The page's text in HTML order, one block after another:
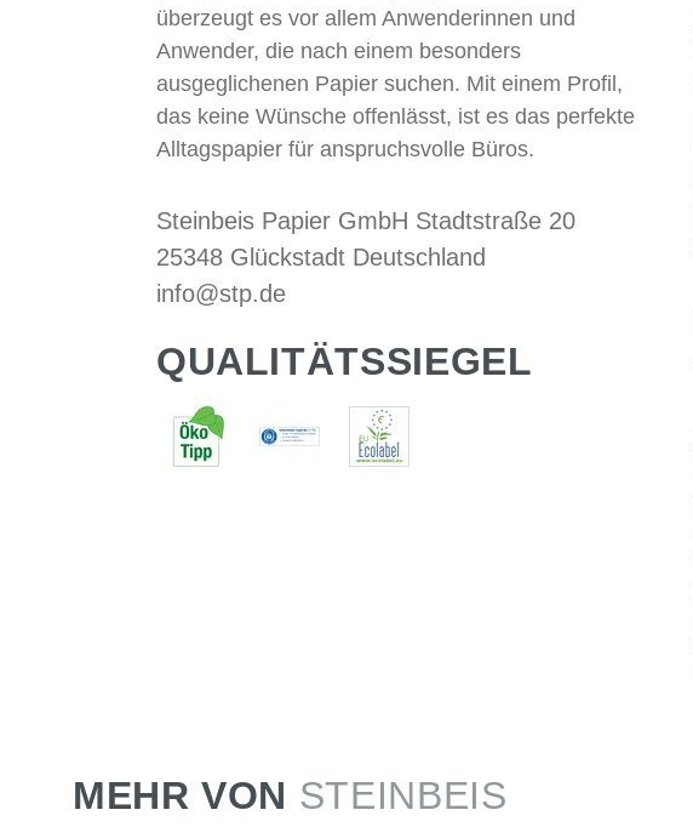
überzeugt es vor allem Anwenderinnen und
Anwender, die nach einem besonders
ausgeglichenen Papier suchen. Mit einem Profil,
das keine Wünsche offenlässt, ist es das perfekte
Alltagspapier für anspruchsvolle Büros.
Steinbeis Papier GmbH Stadtstraße 20
25348 Glückstadt Deutschland
info@stp.de
QUALITÄTSSIEGEL
MEHR VON STEINBEIS